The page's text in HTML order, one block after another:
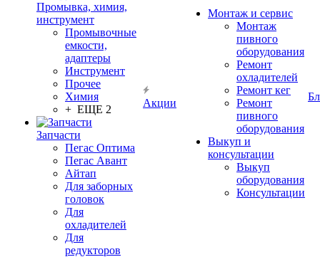
Промывка, химия,
инструмент
Промывочные
емкости,
адаптеры
Инструмент
Прочее
Химия
+ ЕЩЕ 2
Запчасти
Пегас Оптима
Пегас Авант
Айтап
Для заборных
головок
Для
охладителей
Для
редукторов
Акции
Монтаж и сервис
Монтаж
пивного
оборудования
Ремонт
охладителей
Ремонт кег
Ремонт
пивного
оборудования
Выкуп и
консультации
Выкуп
оборудования
Консультации